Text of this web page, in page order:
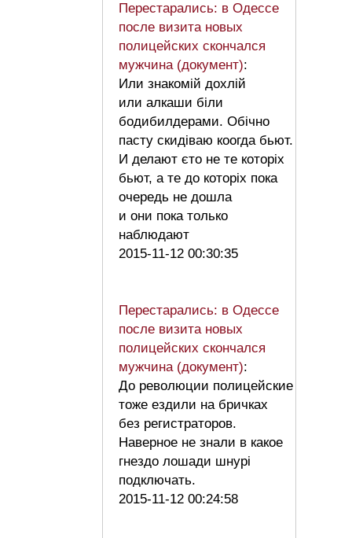
Перестарались: в Одессе
после визита новых
полицейских скончался
мужчина (документ):
Или знакомій дохлій
или алкаши біли
бодибилдерами. Обічно
пасту скидіваю коогда бьют.
И делают єто не те которіх
бьют, а те до которіх пока
очередь не дошла
и они пока только
наблюдают
2015-11-12 00:30:35
Перестарались: в Одессе
после визита новых
полицейских скончался
мужчина (документ):
До революции полицейские
тоже ездили на бричках
без регистраторов.
Наверное не знали в какое
гнездо лошади шнурі
подключать.
2015-11-12 00:24:58